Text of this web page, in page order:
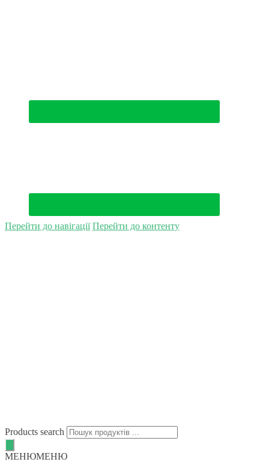
Перейти до навігації Перейти до контенту
Products search
МЕНЮМЕНЮ